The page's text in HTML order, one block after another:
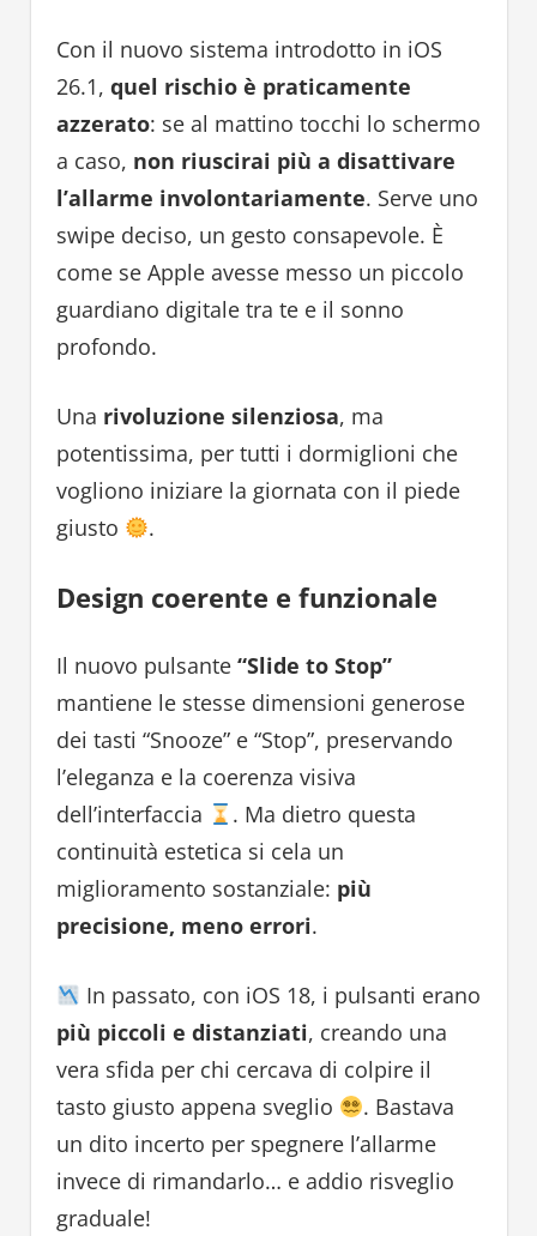
Con il nuovo sistema introdotto in iOS
26.1, quel rischio è praticamente
azzerato: se al mattino tocchi lo schermo
a caso, non riuscirai più a disattivare
l’allarme involontariamente. Serve uno
swipe deciso, un gesto consapevole. È
come se Apple avesse messo un piccolo
guardiano digitale tra te e il sonno
profondo.
Una rivoluzione silenziosa, ma
potentissima, per tutti i dormiglioni che
vogliono iniziare la giornata con il piede
giusto
.
Design coerente e funzionale
Il nuovo pulsante “Slide to Stop”
mantiene le stesse dimensioni generose
dei tasti “Snooze” e “Stop”, preservando
l’eleganza e la coerenza visiva
dell’interfaccia
. Ma dietro questa
continuità estetica si cela un
miglioramento sostanziale: più
precisione, meno errori.
In passato, con iOS 18, i pulsanti erano
più piccoli e distanziati, creando una
vera sfida per chi cercava di colpire il
tasto giusto appena sveglio
. Bastava
un dito incerto per spegnere l’allarme
invece di rimandarlo… e addio risveglio
graduale!